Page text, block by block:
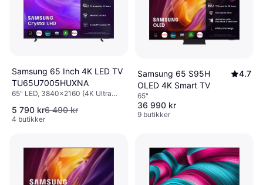
Samsung 65 Inch 4K LED TV
TU65U7005HUXNA
65" LED, 3840x2160 (4K Ultra
5 790 kr6 490 kr
4 butikker
Samsung 65 S95H
OLED 4K Smart TV
4.7
65"
36 990 kr
9 butikker